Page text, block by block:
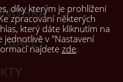
BALET
díky kterým je prohlížení
zpracování některých
který dáte kliknutím na
jednotlivě v "Nastavení
najdetezde.